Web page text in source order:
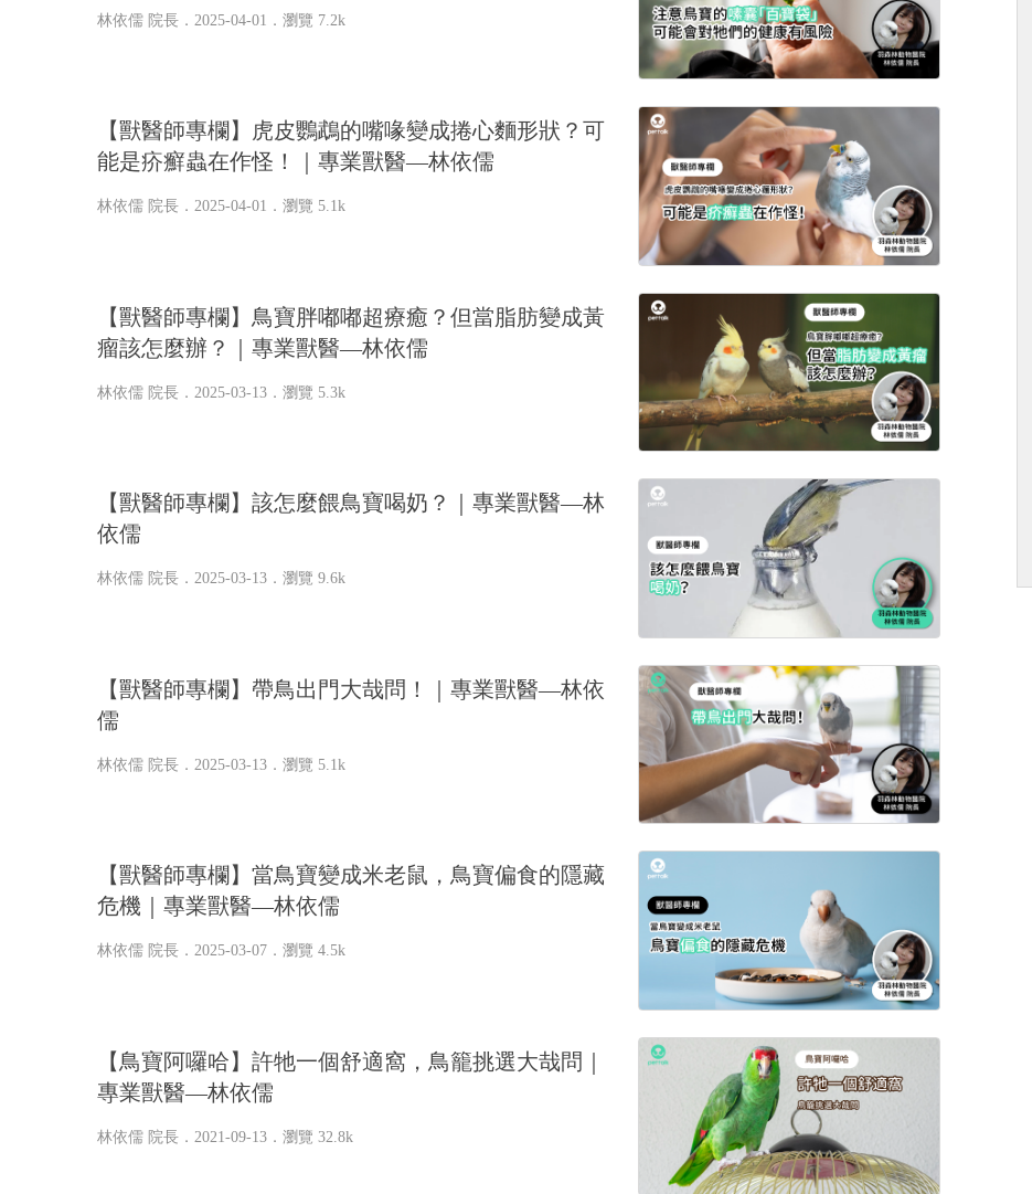
林依儒 院長 ．2025-04-01． 瀏覽 7.2k
【獸醫師專欄】虎皮鸚鵡的嘴喙變成捲心麵形狀？可
能是疥癬蟲在作怪！｜專業獸醫—林依儒
林依儒 院長 ．2025-04-01． 瀏覽 5.1k
【獸醫師專欄】鳥寶胖嘟嘟超療癒？但當脂肪變成黃
瘤該怎麼辦？｜專業獸醫—林依儒
林依儒 院長 ．2025-03-13． 瀏覽 5.3k
【獸醫師專欄】該怎麼餵鳥寶喝奶？｜專業獸醫—林
依儒
林依儒 院長 ．2025-03-13． 瀏覽 9.6k
【獸醫師專欄】帶鳥出門大哉問！｜專業獸醫—林依
儒
林依儒 院長 ．2025-03-13． 瀏覽 5.1k
【獸醫師專欄】當鳥寶變成米老鼠，鳥寶偏食的隱藏
危機｜專業獸醫—林依儒
林依儒 院長 ．2025-03-07． 瀏覽 4.5k
【鳥寶阿囉哈】許牠一個舒適窩，鳥籠挑選大哉問｜
專業獸醫—林依儒
林依儒 院長 ．2021-09-13． 瀏覽 32.8k